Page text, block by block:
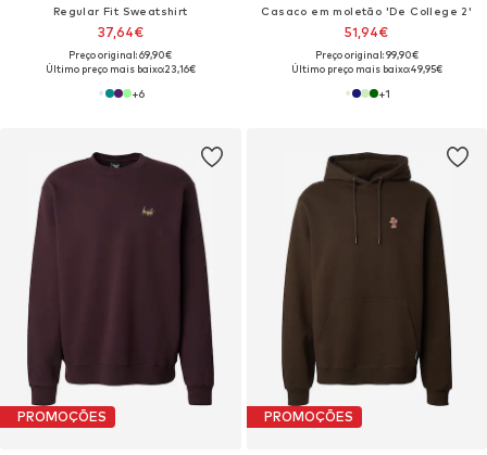
Regular Fit Sweatshirt
37,64€
Preço original: 69,90€
Último preço mais baixo:23,16€
+6
Casaco em moletão 'De College 2'
51,94€
Preço original: 99,90€
Último preço mais baixo:49,95€
+1
PROMOÇÕES PROMOÇÕES